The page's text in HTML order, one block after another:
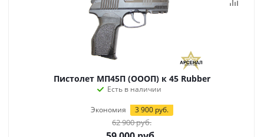
Пистолет МП45П (ОООП) к 45 Rubber
Есть в наличии
Экономия 3 900 руб.
62 900руб.